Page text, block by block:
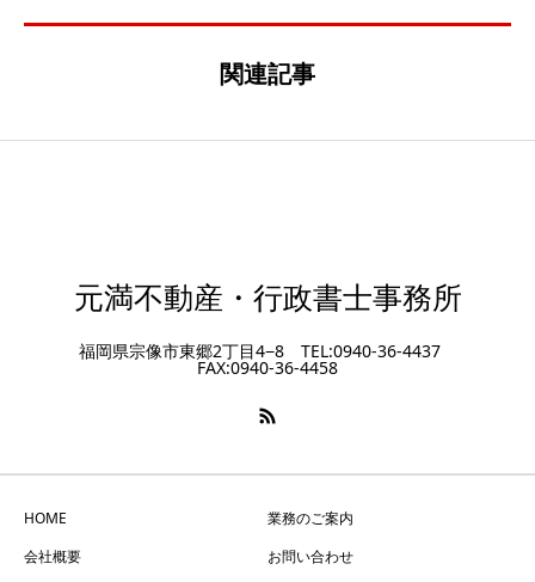
関連記事
元満不動産・行政書士事務所
福岡県宗像市東郷2丁目4−8 TEL:0940-36-4437
FAX:0940-36-4458
HOME
業務のご案内
会社概要
お問い合わせ